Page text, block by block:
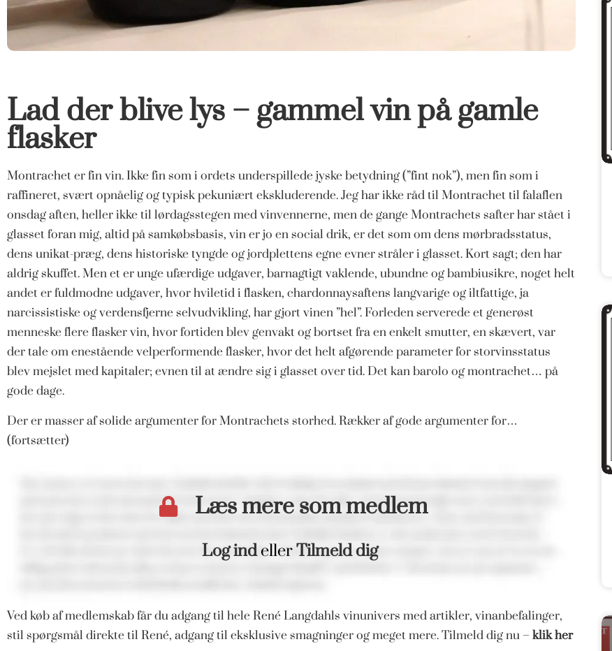
Lad der blive lys – gammel vin på gamle
flasker
Montrachet er fin vin. Ikke fin som i ordets underspillede jyske betydning (”fint nok”), men fin som i
raffineret, svært opnåelig og typisk pekuniært ekskluderende. Jeg har ikke råd til Montrachet til falaflen
onsdag aften, heller ikke til lørdagsstegen med vinvennerne, men de gange Montrachets safter har stået i
glasset foran mig, altid på samkøbsbasis, vin er jo en social drik, er det som om dens mørbradsstatus,
dens unikat-præg, dens historiske tyngde og jordplettens egne evner stråler i glasset. Kort sagt; den har
aldrig skuffet. Men et er unge ufærdige udgaver, barnagtigt vaklende, ubundne og bambiusikre, noget helt
andet er fuldmodne udgaver, hvor hviletid i flasken, chardonnaysaftens langvarige og iltfattige, ja
narcissistiske og verdensfjerne selvudvikling, har gjort vinen ”hel”. Forleden serverede et generøst
menneske flere flasker vin, hvor fortiden blev genvakt og bortset fra en enkelt smutter, en skævert, var
der tale om enestående velperformende flasker, hvor det helt afgørende parameter for storvinsstatus
blev mejslet med kapitaler; evnen til at ændre sig i glasset over tid. Det kan barolo og montrachet… på
gode dage.
Der er masser af solide argumenter for Montrachets storhed. Rækker af gode argumenter for…
(fortsætter)
Læs mere som medlem
Log indellerTilmeld dig
Ved køb af medlemskab får du adgang til hele René Langdahls vinunivers med artikler, vinanbefalinger,
stil spørgsmål direkte til René, adgang til eksklusive smagninger og meget mere. Tilmeld dig nu – klik her